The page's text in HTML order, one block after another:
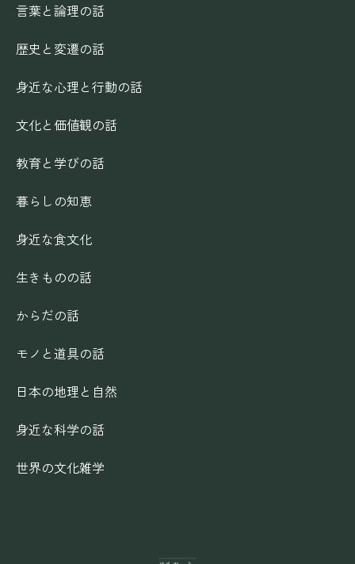
言葉と論理の話
歴史と変遷の話
身近な心理と行動の話
文化と価値観の話
教育と学びの話
暮らしの知恵
身近な食文化
生きものの話
からだの話
モノと道具の話
日本の地理と自然
身近な科学の話
世界の文化雑学